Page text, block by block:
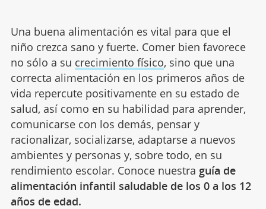
Una buena alimentación es vital para que el
niño crezca sano y fuerte. Comer bien favorece
no sólo a su crecimiento físico, sino que una
correcta alimentación en los primeros años de
vida repercute positivamente en su estado de
salud, así como en su habilidad para aprender,
comunicarse con los demás, pensar y
racionalizar, socializarse, adaptarse a nuevos
ambientes y personas y, sobre todo, en su
rendimiento escolar. Conoce nuestra guía de
alimentación infantil saludable de los 0 a los 12
años de edad.